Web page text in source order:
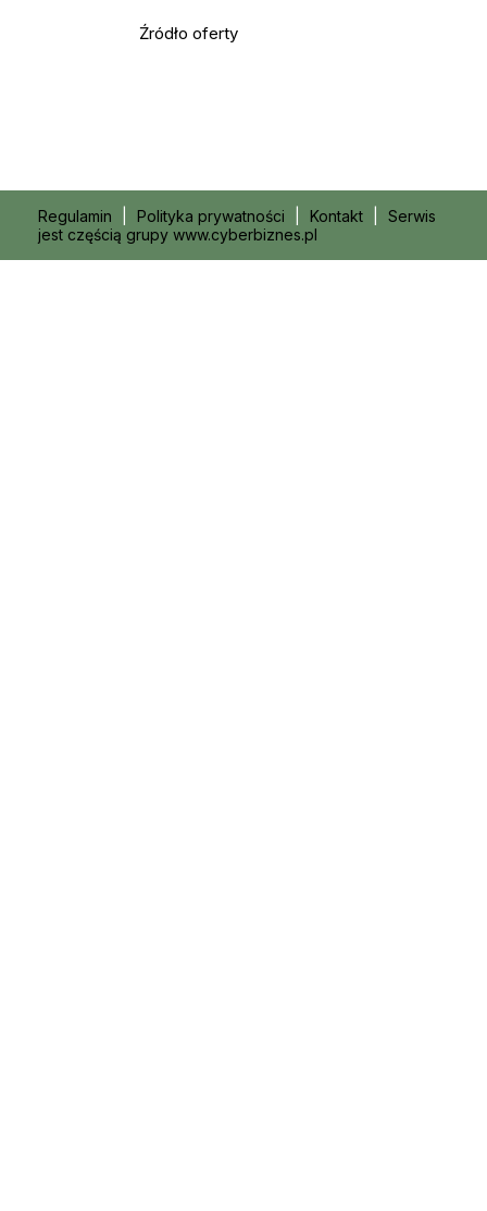
Źródło oferty
Regulamin Polityka prywatności Kontakt
Serwis
jest częścią grupy www.cyberbiznes.pl